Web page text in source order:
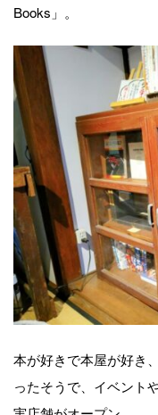
Books」。
本が好きで本屋が好き
ったそうで、イベント